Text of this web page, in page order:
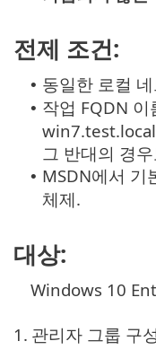
전제 조건:
• 동일한 로컬
• 작업 FQDN
그 반대의 경
• MSDN에서 기
체제.
대상:
Windows 10
1. 관리자 그룹 구